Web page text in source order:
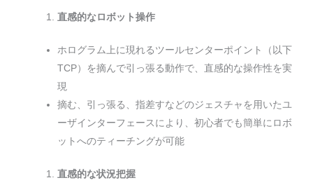
直感的なロボット操作
ホログラム上に現れるツールセンターポイント（以下
TCP）を摘んで引っ張る動作で、直感的な操作性を実
現
摘む、引っ張る、指差すなどのジェスチャを用いたユ
ーザインターフェースにより、初心者でも簡単にロボ
ットへのティーチングが可能
直感的な状況把握